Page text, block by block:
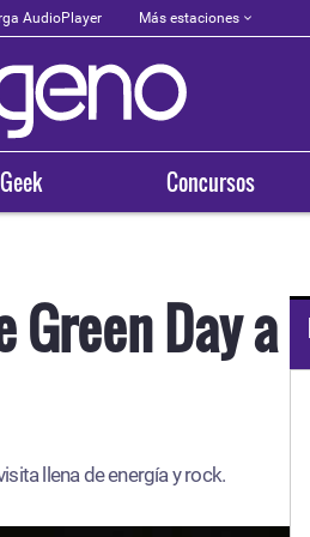
AudioPlayer Más estaciones
Geek Concursos
Day a
llena de energía y rock.
93.5